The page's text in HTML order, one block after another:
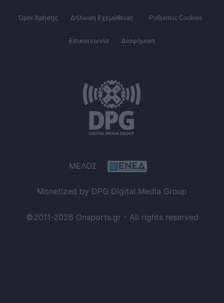
Όροι Χρήσης Δήλωση Εχεμύθειας Ρυθμίσεις Cookies
Επικοινωνία Διαφήμιση
ΜΕΛΟΣ
Monetized by DPG Digital Media Group
©2011-2026 Onsports.gr - All rights reserved